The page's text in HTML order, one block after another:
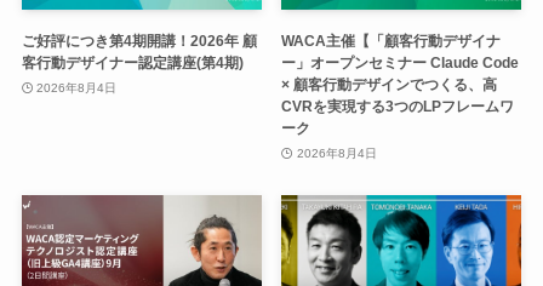
ご好評につき第4期開講！2026年 顧
客行動デザイナー認定講座(第4期)
2026年8月4日
WACA主催【「顧客行動デザイナ
ー」オープンセミナー Claude Code
× 顧客行動デザインでつくる、高
CVRを実現する3つのLPフレームワ
ーク
2026年8月4日